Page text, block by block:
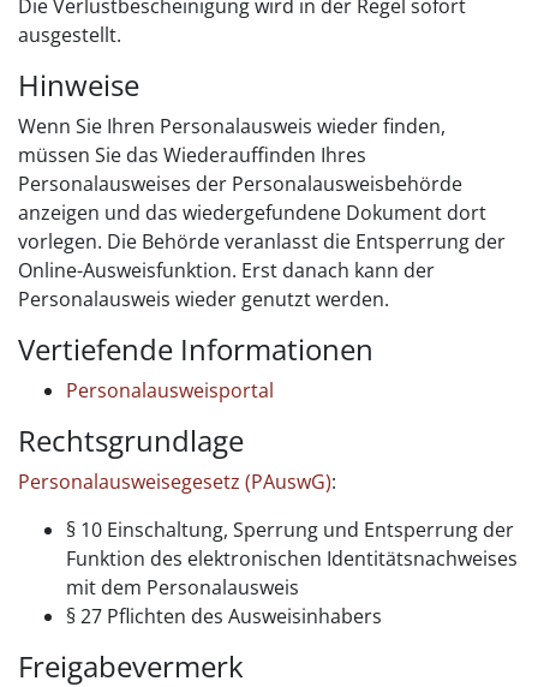
Die Verlustbescheinigung wird in der Regel sofort
ausgestellt.
Hinweise
Wenn Sie Ihren Personalausweis wieder finden,
müssen Sie das Wiederauffinden Ihres
Personalausweises der Personalausweisbehörde
anzeigen und das wiedergefundene Dokument dort
vorlegen. Die Behördeveranlasst die Entsperrung der
Online-Ausweisfunktion. Erst danach kann der
Personalausweis wieder genutzt werden.
Vertiefende Informationen
Personalausweisportal
Rechtsgrundlage
Personalausweisegesetz (PAuswG):
§ 10 Einschaltung, Sperrung und Entsperrung der
Funktion des elektronischen Identitätsnachweises
mit dem Personalausweis
§ 27 Pflichten des Ausweisinhabers
Freigabevermerk